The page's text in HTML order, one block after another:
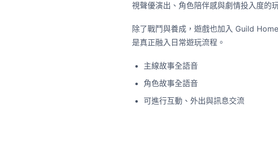
視聲優演出、角色陪伴感與劇情投入度的
除了戰鬥與養成，遊戲也加入 Guild
是真正融入日常遊玩流程。
主線故事全語音
角色故事全語音
可進行互動、外出與訊息交流